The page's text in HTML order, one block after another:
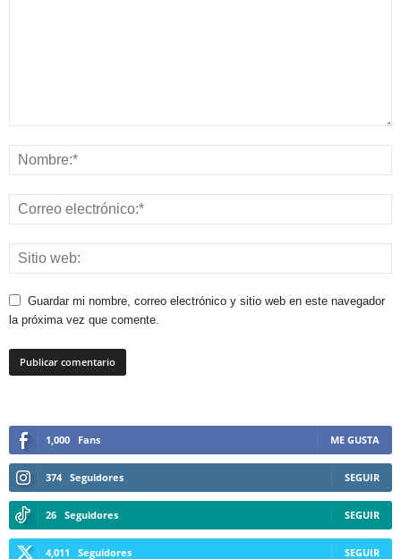
Guardar mi nombre, correo electrónico y sitio web en este navegador
la próxima vez que comente.
1,000 Fans ME GUSTA
374 Seguidores SEGUIR
26 Seguidores SEGUIR
4,011 Seguidores SEGUIR